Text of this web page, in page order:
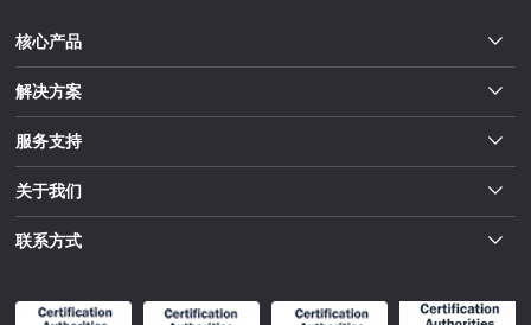
核心产品
解决方案
服务支持
关于我们
联系方式